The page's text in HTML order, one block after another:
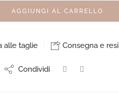
AGGIUNGI AL CARRELLO
alle taglie Consegna e resi
Condividi